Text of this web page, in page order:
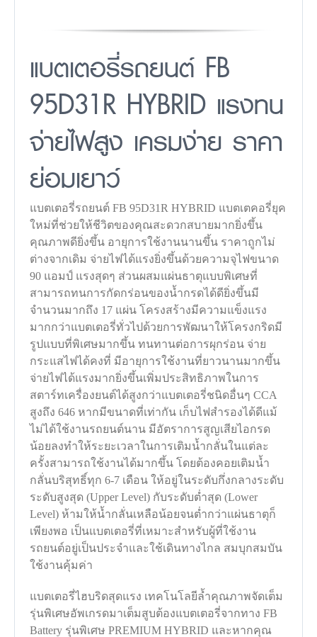
แบตเตอรี่รถยนต์ FB
95D31R HYBRID แรงทน
จ่ายไฟสูง เครมง่าย ราคา
ย่อมเยาว์
แบตเตอรี่รถยนต์ FB 95D31R HYBRID แบตเตคอรี่ยุค
ใหม่ที่ช่วยให้ชีวิตของคุณสะดวกสบายมากยิ่งขึ้น
คุณภาพดียิ่งขึ้น อายุการใช้งานนานขึ้น ราคาถูกไม่
ต่างจากเดิม จ่ายไฟได้แรงยิ่งขึ้นด้วยความจุไฟขนาด
90 แอมป์ แรงสุดๆ ส่วนผสมแผ่นธาตุแบบพิเศษที่
สามารถทนการกัดกร่อนของน้ำกรดได้ดียิ่งขึ้นมี
จำนวนมากถึง 17 แผ่น โครงสร้างมีความแข็งแรง
มากกว่าแบตเตอรี่ทั่วไปด้วยการพัฒนาให้โครงกริดมี
รูปแบบที่พิเศษมากขึ้น ทนทานต่อการผุกร่อน จ่าย
กระแสไฟได้คงที่ มีอายุการใช้งานที่ยาวนานมากขึ้น
จ่ายไฟได้แรงมากยิ่งขึ้นเพิ่มประสิทธิภาพในการ
สตาร์ทเครื่องยนต์ได้สูงกว่าแบตเตอรี่ชนิดอื่นๆ CCA
สูงถึง 646 หากมีขนาดที่เท่ากัน เก็บไฟสำรองได้ดีแม้
ไม่ได้ใช้งานรถยนต์นาน มีอัตราการสูญเสียไอกรด
น้อยลงทำให้ระยะเวลาในการเติมน้ำกลั่นในแต่ละ
ครั้งสามารถใช้งานได้มากขึ้น โดยต้องคอยเติมน้ำ
กลั่นบริสุทธิ์ทุก 6-7 เดือน ให้อยู่ในระดับกึ่งกลางระดับ
ระดับสูงสุด (Upper Level) กับระดับต่ำสุด (Lower
Level) ห้ามให้น้ำกลั่นเหลือน้อยจนต่ำกว่าแผ่นธาตุก็
เพียงพอ เป็นแบตเตอรี่ที่เหมาะสำหรับผู้ที่ใช้งาน
รถยนต์อยู่เป็นประจำและใช้เดินทางไกล สมบุกสมบัน
ใช้งานคุ้มค่า
แบตเตอรี่ไฮบริดสุดแรง เทคโนโลยีล้ำคุณภาพจัดเต็ม
รุ่นพิเศษอัพเกรดมาเต็มสูบต้องแบตเตอรี่จากทาง FB
Battery รุ่นพิเศษ PREMIUM HYBRID และหากคุณ